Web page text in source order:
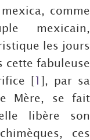
comme
mexicain,
les jours
cette fabuleuse
[1 ], par sa
Mère, se fait
elle libère son
ces